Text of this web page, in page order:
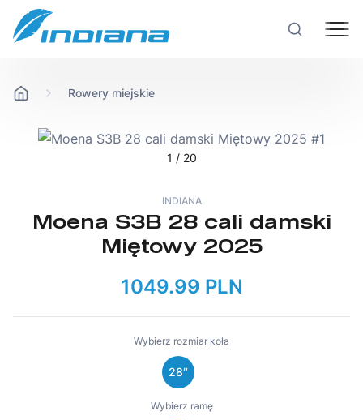
Rowery
Technologie
Testy rowerów
Rowery miejskie
1 / 20
INDIANA
Moena S3B 28 cali damski
Miętowy 2025
1049.99 PLN
Wybierz rozmiar koła
28″
Wybierz ramę